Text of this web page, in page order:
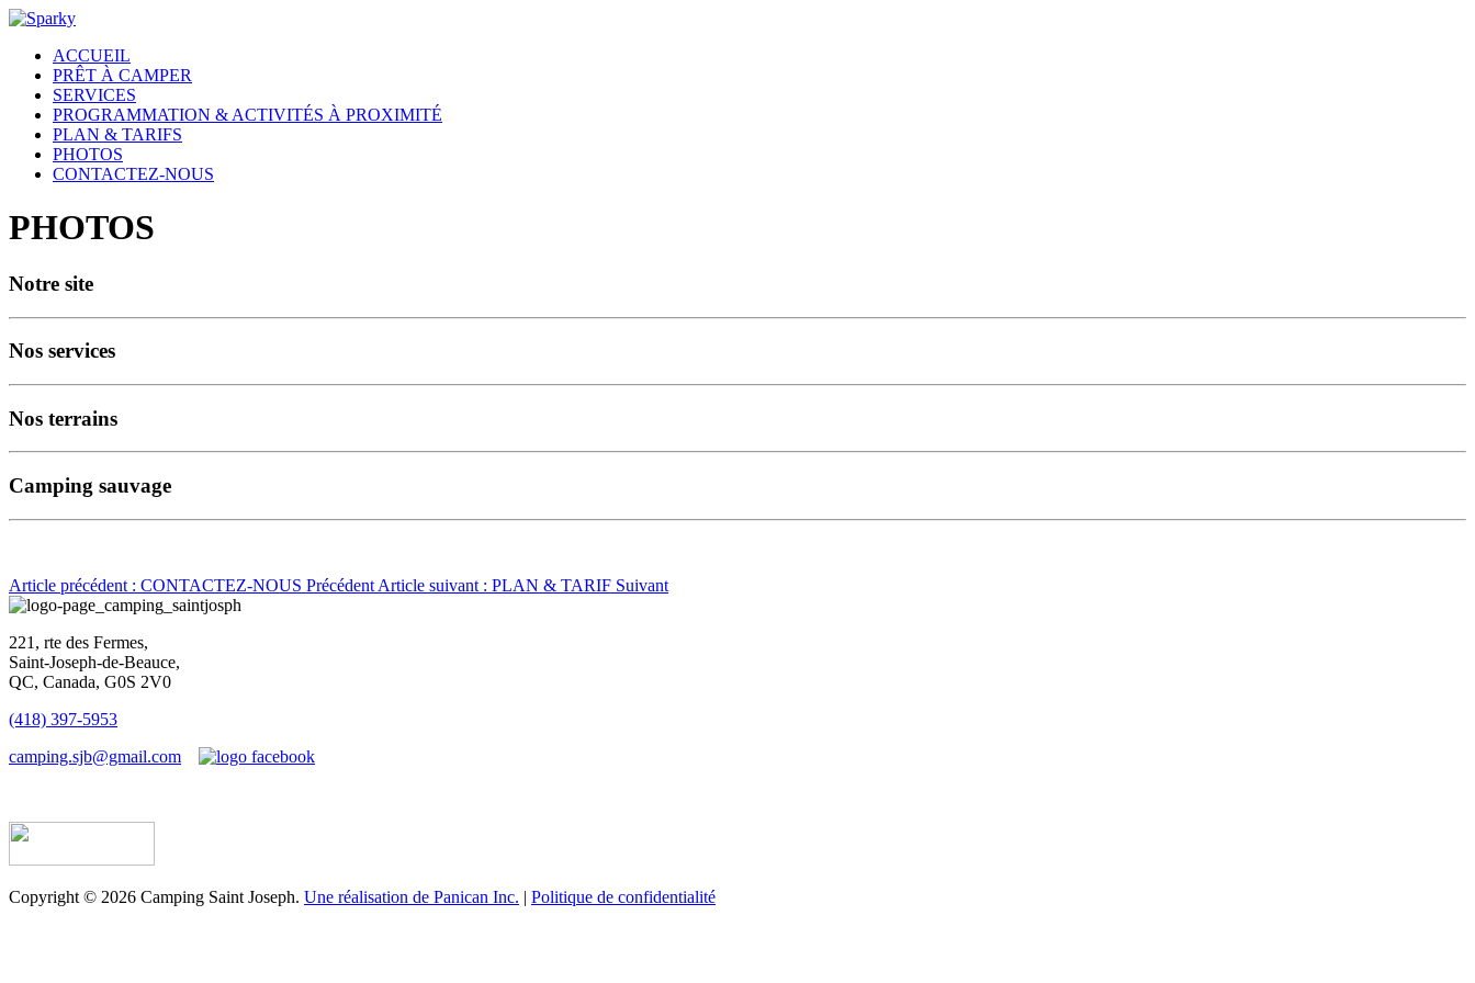
ACCUEIL
PRÊT À CAMPER
SERVICES
PROGRAMMATION & ACTIVITÉS À PROXIMITÉ
PLAN & TARIFS
PHOTOS
CONTACTEZ-NOUS
PHOTOS
Notre site
Nos services
Nos terrains
Camping sauvage
Article précédent : CONTACTEZ-NOUS Précédent Article suivant : PLAN & TARIF Suivant
221, rte des Fermes,
Saint-Joseph-de-Beauce,
QC, Canada, G0S 2V0
(418) 397-5953
camping.sjb@gmail.com
Copyright © 2026 Camping Saint Joseph. Une réalisation de Panican Inc. | Politique de confidentialité